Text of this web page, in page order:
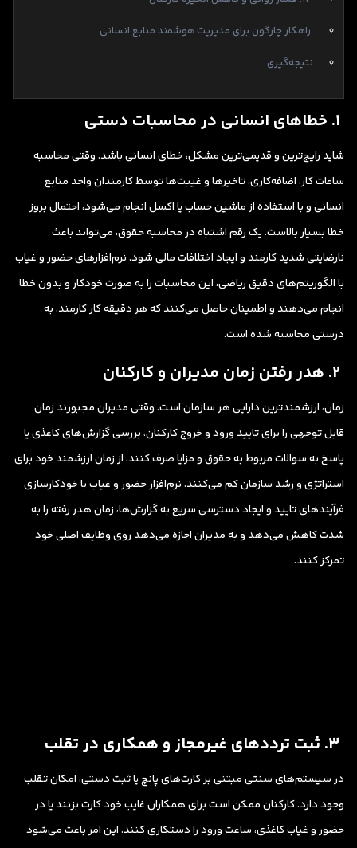
راهکار چارگون برای مدیریت هوشمند منابع انسانی
نتیجه‌گیری
شاید رایج‌ترین و قدیمی‌ترین مشکل، خطای انسانی باشد. وقتی محاسبه
ساعات کار، اضافه‌کاری، تاخیرها و غیبت‌ها توسط کارمندان واحد منابع
انسانی و با استفاده از ماشین حساب یا اکسل انجام می‌شود، احتمال بروز
خطا بسیار بالاست. یک رقم اشتباه در محاسبه حقوق، می‌تواند باعث
نارضایتی شدید کارمند و ایجاد اختلافات مالی شود. نرم‌افزارهای حضور و غیاب
با الگوریتم‌های دقیق ریاضی، این محاسبات را به صورت خودکار و بدون خطا
انجام می‌دهند و اطمینان حاصل می‌کنند که هر دقیقه کار کارمند، به
درستی محاسبه شده است.
زمان، ارزشمندترین دارایی هر سازمان است. وقتی مدیران مجبورند زمان
قابل توجهی را برای تایید ورود و خروج کارکنان، بررسی گزارش‌های کاغذی یا
پاسخ به سوالات مربوط به حقوق و مزایا صرف کنند، از زمان ارزشمند خود برای
استراتژی و رشد سازمان کم می‌کنند. نرم‌افزار حضور و غیاب با خودکارسازی
فرآیندهای تایید و ایجاد دسترسی سریع به گزارش‌ها، زمان هدر رفته را به
شدت کاهش می‌دهد و به مدیران اجازه می‌دهد روی وظایف اصلی خود
تمرکز کنند.
در سیستم‌های سنتی مبتنی بر کارت‌های پانچ یا ثبت دستی، امکان تقلب
وجود دارد. کارکنان ممکن است برای همکاران غایب خود کارت بزنند یا در
حضور و غیاب کاغذی، ساعت ورود را دستکاری کنند. این امر باعث می‌شود